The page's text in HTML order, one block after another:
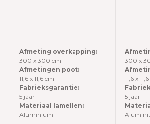
Afmeting overkapping:
300 x 300 cm
Afmetingen poot:
11,6 x 11,6 cm
Fabrieksgarantie:
5 jaar
Materiaal lamellen:
Aluminium
300 x
11,6 x
5 jaar